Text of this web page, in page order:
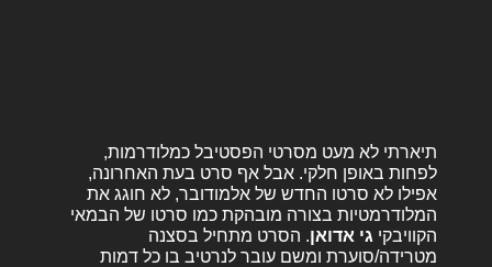
תיארתי לא מעט מסרטי הפסטיבל כמלודרמות,
לפחות באופן חלקי. אבל אף סרט בעת האחרונה,
אפילו לא סרטו החדש של אלמודובר, לא חוגג את
המלודרמטיות בצורה מובהקת כמו סרטו של הבמאי
הקוויבקי גי אדואן. הסרט מתחיל בסצנה
מטרידה/סוערת ומשם עובר לנרטיב בו כל דמות